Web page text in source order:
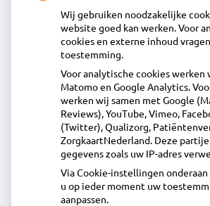
Acdapha Apotheek Oudorp
Oudorperplein 14 1823HA Alkmaar
072-5125446
info@apotheekoudorp.nl
Inschrijven
Centrale administratie
Wij gebruiken noodzakelijke
website goed kan werken. Voor
cookies en externe inhoud
toestemming.
Voor analytische cookies werken
Matomo en Google Analytics.
werken wij samen met Google
Reviews), YouTube, Vimeo,
(Twitter), Qualizorg,
ZorgkaartNederland. Deze
gegevens zoals uw IP-adres
Via Cookie-instellingen
u op ieder moment uw
aanpassen.